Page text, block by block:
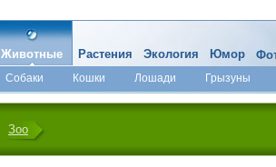
Животные
Собаки Кошки Лошади
Грызуны
Микромир
Растения Экология Юмор
Зоо